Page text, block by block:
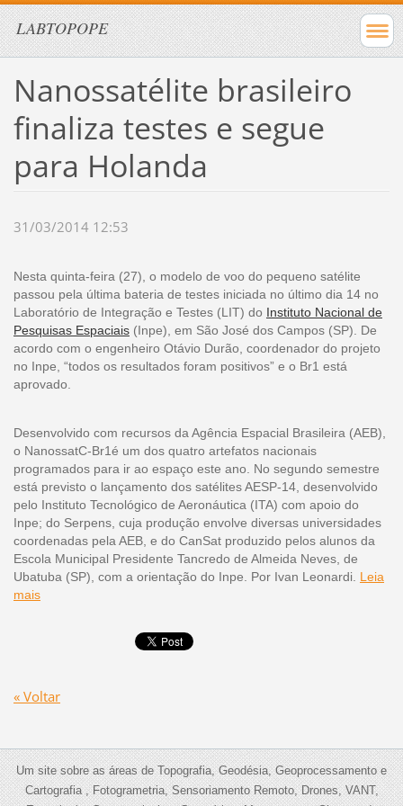
LABTOPOPE
Nanossatélite brasileiro
finaliza testes e segue
para Holanda
31/03/2014 12:53
Nesta quinta-feira (27), o modelo de voo do pequeno satélite
passou pela última bateria de testes iniciada no último dia 14 no
Laboratório de Integração e Testes (LIT) do Instituto Nacional de
Pesquisas Espaciais(Inpe), em São José dos Campos (SP). De
acordo com o engenheiro Otávio Durão, coordenador do projeto
no Inpe, “todos os resultados foram positivos” e o Br1 está
aprovado.
Desenvolvido com recursos da Agência Espacial Brasileira (AEB),
o NanossatC-Br1é um dos quatro artefatos nacionais
programados para ir ao espaço este ano. No segundo semestre
está previsto o lançamento dos satélites AESP-14, desenvolvido
pelo Instituto Tecnológico de Aeronáutica (ITA) com apoio do
Inpe; do Serpens, cuja produção envolve diversas universidades
coordenadas pela AEB, e do CanSat produzido pelos alunos da
Escola Municipal Presidente Tancredo de Almeida Neves, de
Ubatuba (SP), com a orientação do Inpe. Por Ivan Leonardi. Leia
mais
« Voltar
Um site sobre as áreas de Topografia, Geodésia, Geoprocessamento e
Cartografia , Fotogrametria, Sensoriamento Remoto, Drones, VANT,